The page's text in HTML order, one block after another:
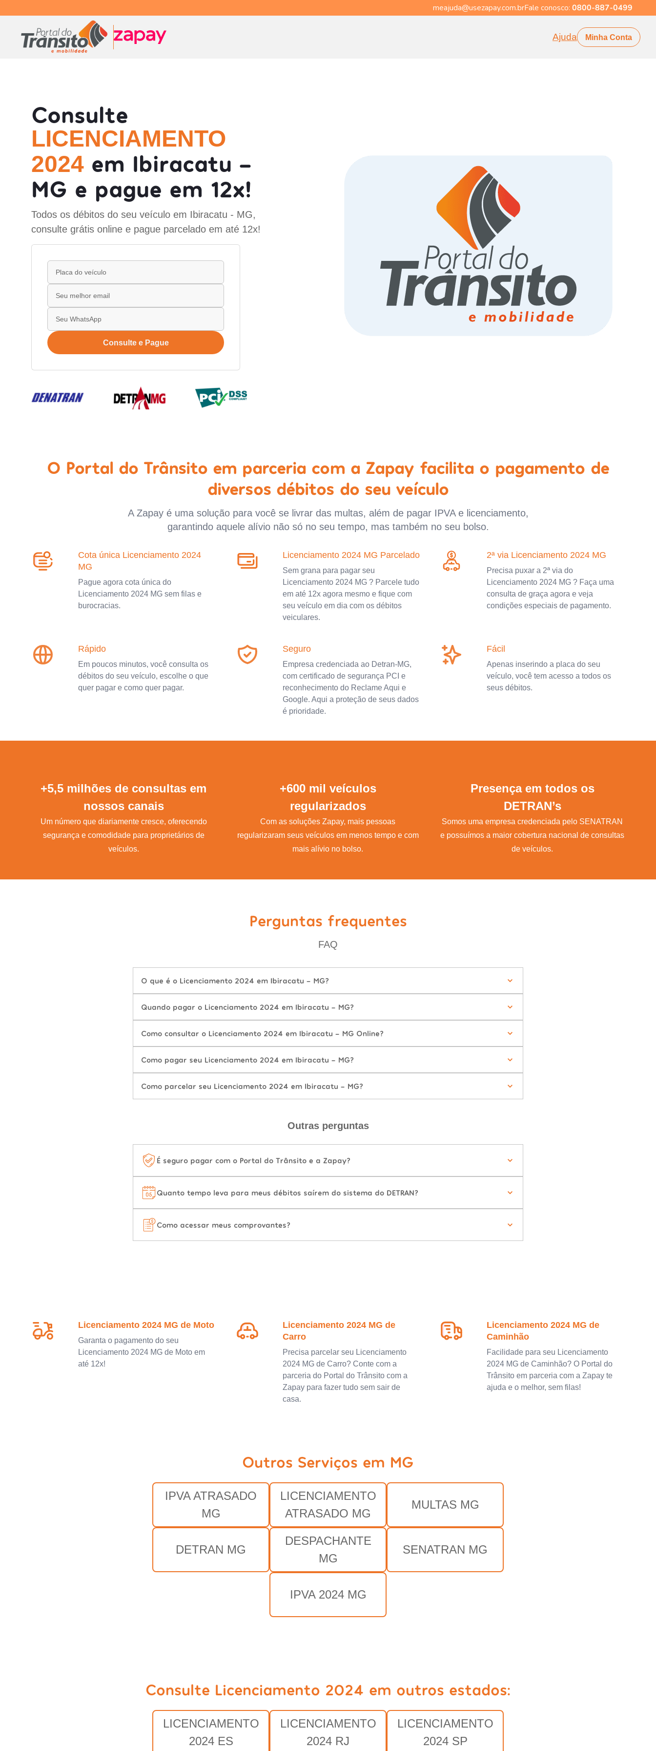
meajuda@usezapay.com.brFale conosco: 0800-887-0499
Ajuda Minha Conta
Consulte
LICENCIAMENTO
2024 em Ibiracatu -
MG e pague em 12x!
Todos os débitos do seu veículo em Ibiracatu - MG,
consulte grátis online e pague parcelado em até 12x!
Consulte e Pague
O Portal do Trânsito em parceria com a Zapay facilita o pagamento de
diversos débitos do seu veículo
A Zapay é uma solução para você se livrar das multas, além de pagar IPVA e licenciamento,
garantindo aquele alívio não só no seu tempo, mas também no seu bolso.
Cota única Licenciamento 2024
MG
Pague agora cota única do
Licenciamento 2024 MG sem filas e
burocracias.
Licenciamento 2024 MG Parcelado
Sem grana para pagar seu
Licenciamento 2024 MG ? Parcele tudo
em até 12x agora mesmo e fique com
seu veículo em dia com os débitos
veiculares.
2ª via Licenciamento 2024 MG
Precisa puxar a 2ª via do
Licenciamento 2024 MG ? Faça uma
consulta de graça agora e veja
condições especiais de pagamento.
Rápido
Em poucos minutos, você consulta os
débitos do seu veículo, escolhe o que
quer pagar e como quer pagar.
Seguro
Empresa credenciada ao Detran-MG,
com certificado de segurança PCI e
reconhecimento do Reclame Aqui e
Google. Aqui a proteção de seus dados
é prioridade.
Fácil
Apenas inserindo a placa do seu
veículo, você tem acesso a todos os
seus débitos.
+5,5 milhões de consultas em
nossos canais
Um número que diariamente cresce, oferecendo
segurança e comodidade para proprietários de
veículos.
+600 mil veículos
regularizados
Com as soluções Zapay, mais pessoas
regularizaram seus veículos em menos tempo e com
mais alívio no bolso.
Presença em todos os
DETRAN’s
Somos uma empresa credenciada pelo SENATRAN
e possuímos a maior cobertura nacional de consultas
de veículos.
Perguntas frequentes
FAQ
O que é o Licenciamento 2024 em Ibiracatu - MG?
Quando pagar o Licenciamento 2024 em Ibiracatu - MG?
Como consultar o Licenciamento 2024 em Ibiracatu - MG Online?
Como pagar seu Licenciamento 2024 em Ibiracatu - MG?
Como parcelar seu Licenciamento 2024 em Ibiracatu - MG?
Outras perguntas
É seguro pagar com o Portal do Trânsito e a Zapay?
Quanto tempo leva para meus débitos saírem do sistema do DETRAN?
Como acessar meus comprovantes?
Licenciamento 2024 MG de Moto
Garanta o pagamento do seu
Licenciamento 2024 MG de Moto em
até 12x!
Licenciamento 2024 MG de
Carro
Precisa parcelar seu Licenciamento
2024 MG de Carro? Conte com a
parceria do Portal do Trânsito com a
Zapay para fazer tudo sem sair de
casa.
Licenciamento 2024 MG de
Caminhão
Facilidade para seu Licenciamento
2024 MG de Caminhão? O Portal do
Trânsito em parceria com a Zapay te
ajuda e o melhor, sem filas!
Outros Serviços em MG
IPVA ATRASADO
MG
LICENCIAMENTO
ATRASADO MG
MULTAS MG
DETRAN MG
DESPACHANTE
MG
SENATRAN MG
IPVA 2024 MG
Consulte Licenciamento 2024 em outros estados:
LICENCIAMENTO
2024 ES
LICENCIAMENTO
2024 RJ
LICENCIAMENTO
2024 SP